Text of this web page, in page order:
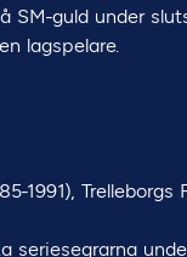
guld under
lagspelare.
1991), Trelleborgs